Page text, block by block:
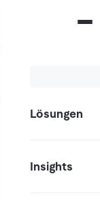
Lösungen
Insights